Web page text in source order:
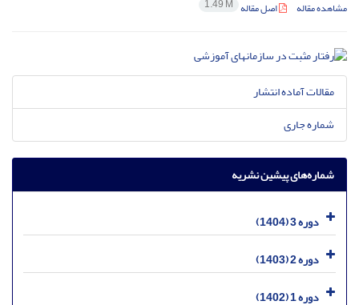
مشاهده مقاله اصل مقاله 1.49 M
مقالات آماده انتشار
شماره جاری
شماره‌های پیشین نشریه
دوره 3 (1404)
دوره 2 (1403)
دوره 1 (1402)